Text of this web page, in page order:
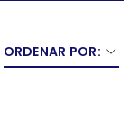
ORDENAR POR: